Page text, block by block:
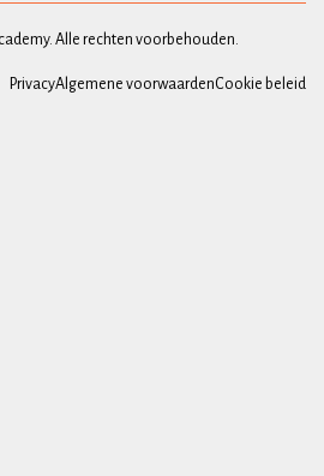
Alle rechten voorbehouden.
PrivacyAlgemene voorwaardenCookie beleid